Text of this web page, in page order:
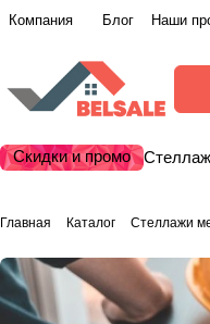
Компания Блог Наши
Скидки и промо
Главная Каталог Стеллажи